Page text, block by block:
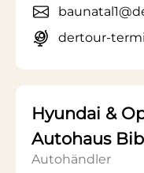
dertour-
Hyundai &
Autohaus
Autohändler